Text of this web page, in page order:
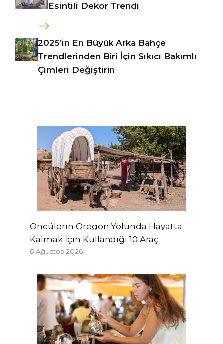
Esintili Dekor Trendi
2025’in En Büyük Arka Bahçe
Trendlerinden Biri İçin Sıkıcı Bakımlı
Çimleri Değiştirin
Öncülerin Oregon Yolunda Hayatta
Kalmak İçin Kullandığı 10 Araç
6 Ağustos 2026